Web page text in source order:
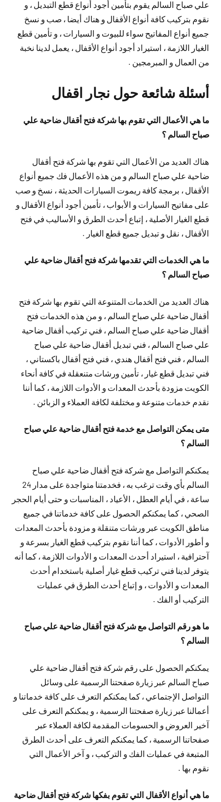
علي صباح السالم يقوم بتأمين أجود أنواع قطع التبديل ، و
نقوم بتركيب كافة أنواع الأقفال و هناك أيضا ، صب و نسخ
جميع أنواع المفاتيح سواء للبيوت و السيارات ، و تأمين قطع
الغيار اللازمة ، استيراد أجود أنواع الأقفال ، يعمل لدينا نخبة
من العمال و المبرمجين .
أسئلة شائعة حول نجار اقفال
ما هي الأعمال التي تقوم بها شركة فتح أقفال ضاحية علي
صباح السالم ؟
هناك العديد من الأعمال التي تقوم بها شركة فتح أقفال
ضاحية علي صباح السالم و من هذه الأعمال فك جميع أنواع
الأقفال ، برمجة كافة ريموت السيارات الحديثة ، نسخ و صب
على مفاتيح السيارات و الأبواب ، تأمين أجود أنواع الأقفال و
قطع الغيار الأصلية ، إتباع أحدث الطرق و الأساليب في فتح
الأقفال ، نقل و تبديل جميع قطع الغيار .
ما هي الخدمات التي تقدمها شركة فتح أقفال ضاحية علي
صباح السالم ؟
هناك العديد من الخدمات المتنوعة التي تقوم بها شركة فتح
أقفال ضاحية علي صباح السالم ، و من هذه الخدمات فتح
أقفال ضاحية علي صباح السالم ، فني تركيب أقفال ضاحية
علي صباح السالم ، فني تبديل أقفال ضاحية علي صباح
السالم ، فني فتح أقفال هندي ، فني فتح أقفال باكستاني ،
فني تبديل قطع غيار ، تأمين ورشات متنعقلة في كافة أنحاء
الكويت مزودة بأحدث المعدات و الأدوات اللازمة ، كما أننا
نقدم خدمات متنوعة و مختلفة لكافة العملاء و الزبائن .
متى يمكن التواصل مع خدمة فتح أقفال ضاحية علي صباح
السالم ؟
يمكنكم التواصل مع شركة فتح أقفال ضاحية علي صباح
السالم بأي وقت ترغب به ، فخدمتنا متواجدة على مدار 24
ساعة ، في أيام العطل ، الأعياد ، المناسبات و حتى أيام الحجر
الصحي ، كما يمكنكم الحصول على كافة خدماتنا في جميع
مناطق الكويت عبر ورشات متنقلة و مزودة بأحدث المعدات
و أطور الأدوات ، كما أننا نقوم بتركيب قطع الغيار بسرعة و
آحترافية ، استيراد أحدث المعدات و الأدوات اللازمة ، كما أنه
يتوفر لدينا فني تركيب قطع غيار أصلية باستخدام أحدث
المعدات و الأدوات ، و إتباع أحدث الطرق في عمليات
التركيب أو الفك .
ما هو رقم التواصل مع شركة فتح أقفال ضاحية علي صباح
السالم ؟
يمكنكم الحصول على رقم شركة فتح أقفال ضاحية علي
صباح السالم عبر زيارة صفحتنا الرسمية على وسائل
التواصل الإجتماعي ، كما يمكنكم التعرف على كافة خدماتنا و
أعمالنا عبر زيارة صفحتنا الرسمية ، و يمكنكم التعرف على
آخير العروض و الحسومات المقدمة لكافة العملاء عبر
صفحاتنا الرسمية ، كما يمكنكم التعرف على أحدث الطرق
المتبعة في عمليات الفك و التركيب ، و آخر الأعمال التي
نقوم بها .
ما هي أنواع الأقفال التي تقوم بفكها شركة فتح أقفال ضاحية